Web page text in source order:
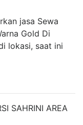
jasa Sewa
Gold Di
lokasi, saat ini